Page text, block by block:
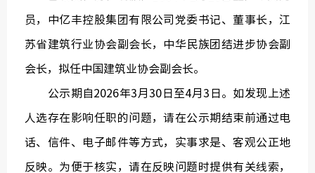
员，中亿丰控股集团有限公司党委书记、董事长，江
苏省建筑行业协会副会长，中华民族团结进步协会副
会长，拟任中国建筑业协会副会长。
公示期自2026年3月30日至4月3日。如发现上述
人选存在影响任职的问题，请在公示期结束前通过电
话、信件、电子邮件等方式，实事求是、客观公正地
反映。为便于核实，请在反映问题时提供有关线索，